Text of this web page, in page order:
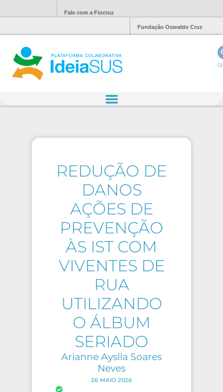
Fale com a Fiocruz
Fundação Oswaldo Cruz
REDUÇÃO DE
DANOS
AÇÕES DE
PREVENÇÃO
ÀS IST COM
VIVENTES DE
RUA
UTILIZANDO
O ÁLBUM
SERIADO
Arianne Ayslla Soares
Neves
26 MAIO 2026